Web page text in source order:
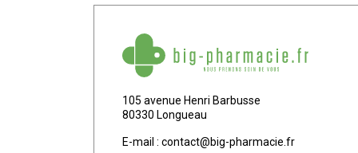
105 avenue Henri Barbusse
80330 Longueau
E-mail : contact@big-pharmacie.fr